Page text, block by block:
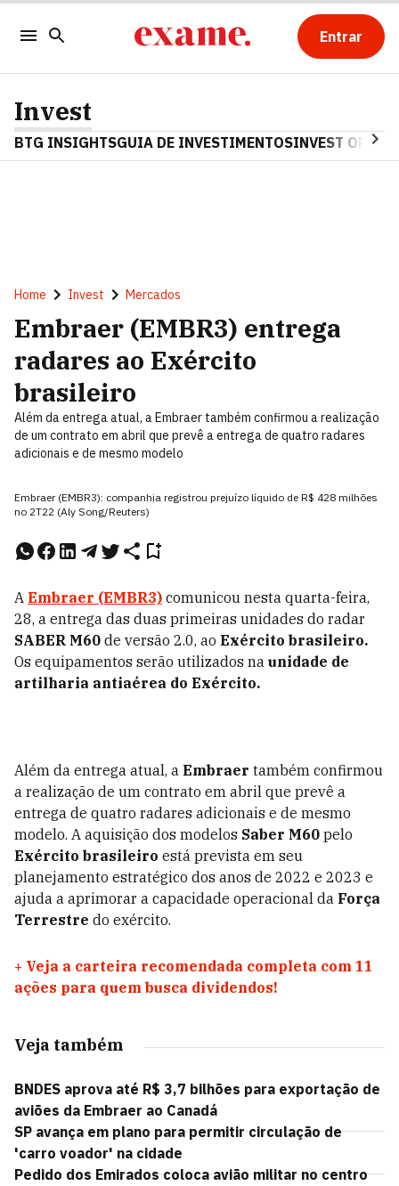
Entrar
Invest
BTG INSIGHTSGUIA DE INVESTIMENTOSINVEST OPINA
Home Invest Mercados
Embraer (EMBR3) entrega
radares ao Exército
brasileiro
Além da entrega atual, a Embraer também confirmou a realização
de um contrato em abril que prevê a entrega de quatro radares
adicionais e de mesmo modelo
Embraer (EMBR3): companhia registrou prejuízo líquido de R$ 428 milhões
no 2T22 (Aly Song/Reuters)
A Embraer (EMBR3) comunicou nesta quarta-feira,
28, a entrega das duas primeiras unidades do radar
SABER M60 de versão 2.0, ao Exército brasileiro.
Os equipamentos serão utilizados na unidade de
artilharia antiaérea do Exército.
Além da entrega atual, a Embraer também confirmou
a realização de um contrato em abril que prevê a
entrega de quatro radares adicionais e de mesmo
modelo. A aquisição dos modelos Saber M60 pelo
Exército brasileiro está prevista em seu
planejamento estratégico dos anos de 2022 e 2023 e
ajuda a aprimorar a capacidade operacional da Força
Terrestre do exército.
+ Veja a carteira recomendada completa com 11
ações para quem busca dividendos!
Veja também
BNDES aprova até R$ 3,7 bilhões para exportação de
aviões da Embraer ao Canadá
SP avança em plano para permitir circulação de
'carro voador' na cidade
Pedido dos Emirados coloca avião militar no centro